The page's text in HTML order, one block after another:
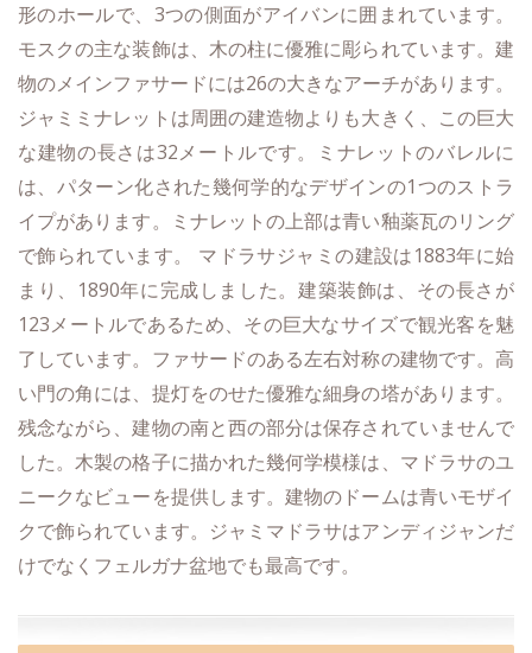
形のホールで、 3つの側面がアイバンに囲まれています。
モスクの主な装飾は、木の柱に優雅に彫られています。建
物のメインファサードには26の大きなアーチがあります。
ジャミミナレットは周囲の建造物よりも大きく、この巨大
な建物の長さは32 メートルです。ミナレットのバレルに
は、パターン化された幾何学的なデザインの1 つのストラ
イプがあります。ミナレットの上部は青い釉薬瓦のリング
で飾られています。
マドラサジャミの建設は 1883年に始
まり、
1890年に完成しました。建築装飾は、その長さが
123 メートルであるため、その巨大なサイズで観光客を魅
了しています。ファサードのある左右対称の建物です。高
い門の角には、提灯をのせた優雅な細身の塔があります。
残念ながら、建物の南と西の部分は保存されていませんで
した。木製の格子に描かれた幾何学模様は、マドラサのユ
ニークなビューを提供します。建物のドームは青いモザイ
クで飾られています。ジャミマドラサはアンディジャンだ
けでなくフェルガナ盆地でも最高です。